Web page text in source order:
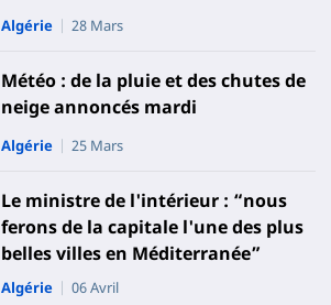
Algérie 28 Mars
Météo : de la pluie et des chutes de
neige annoncés mardi
Algérie 25 Mars
Le ministre de l'intérieur : “nous
ferons de la capitale l'une des plus
belles villes en Méditerranée”
Algérie 06 Avril